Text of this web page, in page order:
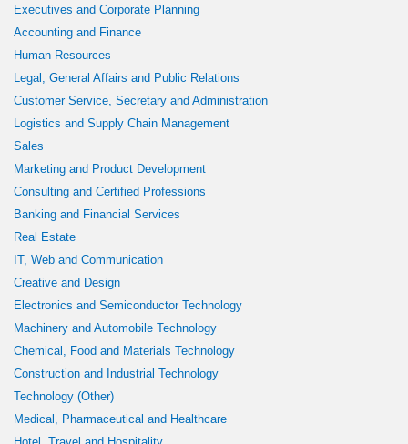
Executives and Corporate Planning
Accounting and Finance
Human Resources
Legal, General Affairs and Public Relations
Customer Service, Secretary and Administration
Logistics and Supply Chain Management
Sales
Marketing and Product Development
Consulting and Certified Professions
Banking and Financial Services
Real Estate
IT, Web and Communication
Creative and Design
Electronics and Semiconductor Technology
Machinery and Automobile Technology
Chemical, Food and Materials Technology
Construction and Industrial Technology
Technology (Other)
Medical, Pharmaceutical and Healthcare
Hotel, Travel and Hospitality